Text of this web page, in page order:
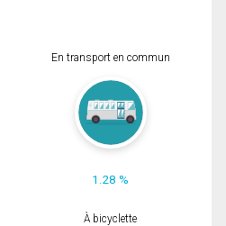
En transport en commun
1.28 %
À bicyclette